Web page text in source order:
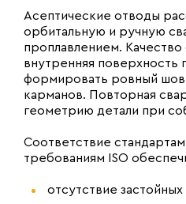
Асептические отводы
орбитальную и ручную
проплавлением.
внутренняя поверхность
формировать ровный шов
карманов. Повторная
геометрию детали при
Соответствие стандартам
требованиям ISO
отсутствие застойных